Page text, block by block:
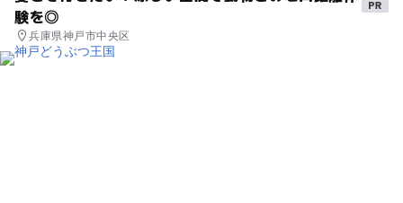
験を◎
兵庫県神戸市中央区